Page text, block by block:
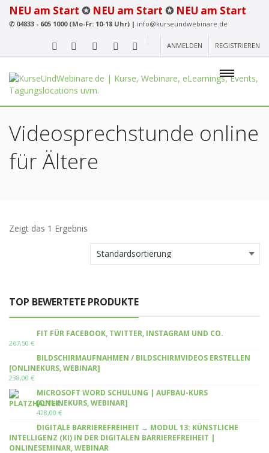
NEU am Start ✪ NEU am Start ✪ NEU am Start
✆04833 - 605 1000 (Mo-Fr: 10-18 Uhr) | info@kurseundwebinare.de
ANMELDEN REGISTRIEREN
Videosprechstunde online
für Ältere
Zeigt das 1 Ergebnis
TOP BEWERTETE PRODUKTE
FIT FÜR FACEBOOK, TWITTER, INSTAGRAM UND CO.
267,50 €
BILDSCHIRMAUFNAHMEN / BILDSCHIRMVIDEOS ERSTELLEN
[ONLINEKURS, WEBINAR]
238,00 €
MICROSOFT WORD SCHULUNG | AUFBAU-KURS
[ONLINEKURS, WEBINAR]
428,00 €
DIGITALE BARRIEREFREIHEIT → MODUL 13: KÜNSTLICHE
INTELLIGENZ (KI) IN DER DIGITALEN BARRIEREFREIHEIT |
ONLINESEMINAR, WEBINAR